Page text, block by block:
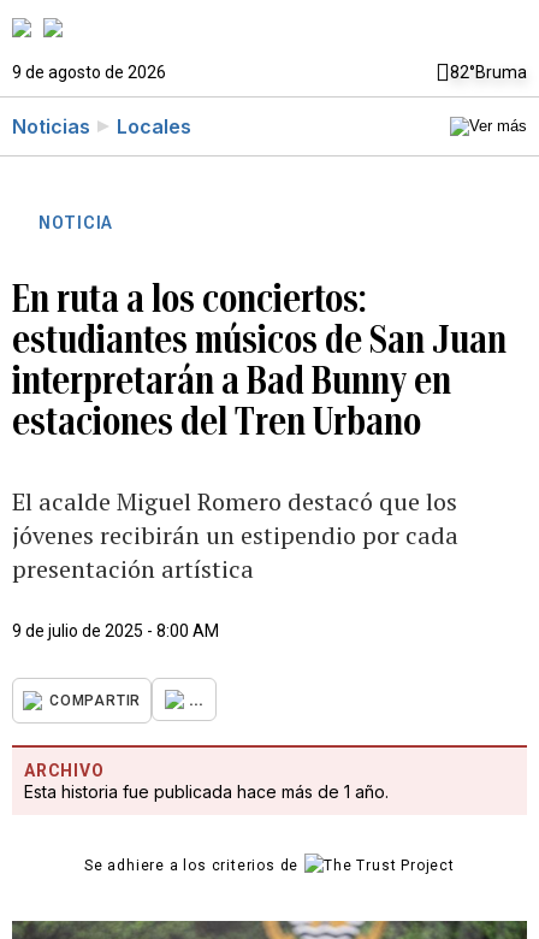
9 de agosto de 2026 82°Bruma
Noticias Locales
NOTICIA
En ruta a los conciertos:
estudiantes músicos de San Juan
interpretarán a Bad Bunny en
estaciones del Tren Urbano
El acalde Miguel Romero destacó que los
jóvenes recibirán un estipendio por cada
presentación artística
9 de julio de 2025 - 8:00 AM
COMPARTIR ...
ARCHIVO
Esta historia fue publicada hace más de 1 año.
Se adhiere a los criterios de